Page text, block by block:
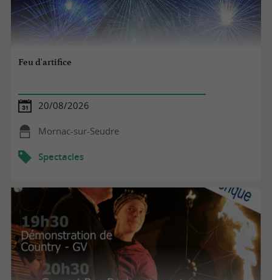
Feu d'artifice
20/08/2026
Mornac-sur-Seudre
Spectacles